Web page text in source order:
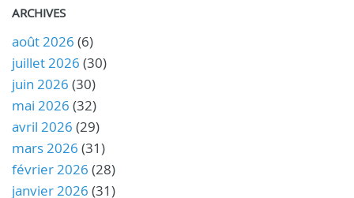
ARCHIVES
août 2026 (6)
juillet 2026 (30)
juin 2026 (30)
mai 2026 (32)
avril 2026 (29)
mars 2026 (31)
février 2026 (28)
janvier 2026 (31)